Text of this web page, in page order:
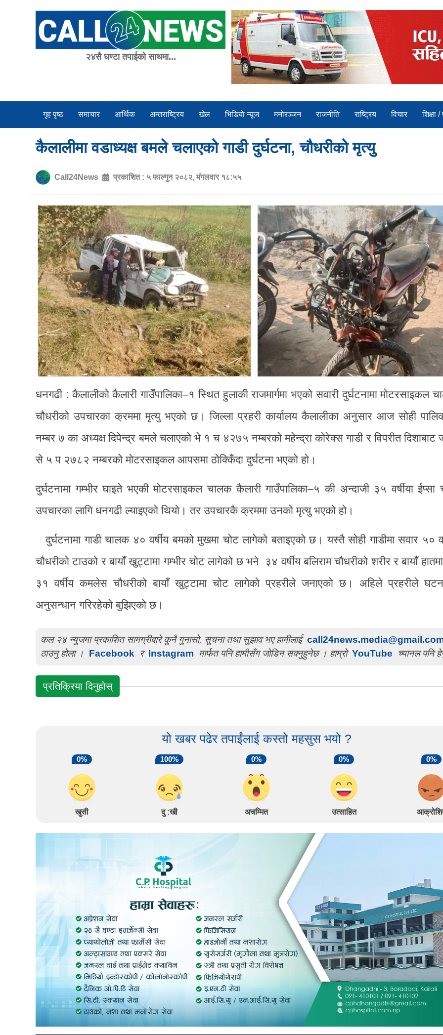
२४सै घण्टा तपाईको साथमा...
गृह पृष्ठ समाचार आर्थिक अन्तराष्ट्रिय खेल भिडियाे न्यूज मनाेरञ्जन राजनीति राष्ट्रिय विचार शिक्षा /
कैलालीमा वडाध्यक्ष बमले चलाएको गाडी दुर्घटना, चौधरीको मृत्यु
Call24News प्रकाशित : ५ फाल्गुन २०८२, मंगलवार १८:५५
धनगढी : कैलालीको कैलारी गाउँपालिका–१ स्थित हुलाकी राजमार्गमा भएको सवारी दुर्घटनामा मोटरसाइकल
चौधरीको उपचारका क्रममा मृत्यु भएको छ। जिल्ला प्रहरी कार्यालय कैलालीका अनुसार आज सोही
नम्बर ७ का अध्यक्ष दिपेन्द्र बमले चलाएको भे १ च ४२७५ नम्बरको महेन्द्रा कोरेक्स गाडी र विपरीत दिशाबाट
से ५ प २७८२ नम्बरको मोटरसाइकल आपसमा ठोक्किँदा दुर्घटना भएको हो।
दुर्घटनामा गम्भीर घाइते भएकी मोटरसाइकल चालक कैलारी गाउँपालिका–५ की अन्दाजी ३५ वर्षीया ईप्सा
उपचारका लागि धनगढी ल्याइएको थियो। तर उपचारकै क्रममा उनको मृत्यु भएको हो।
दुर्घटनामा गाडी चालक ४० वर्षीय बमको मुखमा चोट लागेको बताइएको छ। यस्तै सोही गाडीमा सवार ५०
चौधरीको टाउको र बायाँ खुट्टामा गम्भीर चोट लागेको छ भने ३४ वर्षीय बलिराम चौधरीको शरीर र बायाँ
३१ वर्षीय कमलेस चौधरीको बायाँ खुट्टामा चोट लागेको प्रहरीले जनाएको छ। अहिले प्रहरीले
अनुसन्धान गरिरहेको बुझिएको छ।
कल २४ न्युजमा प्रकाशित सामग्रीबारे कुनै गुनासो, सुचना तथा सुझाव भए हामीलाई
ठाउनु होला ।
Facebook र Instagram मार्फत पनि हामीसँग जोडिन सक्नुहुनेछ । हाम्रो YouTube च्यानल पनि
प्रतिक्रिया दिनुहोस्
यो खबर पढेर तपाईंलाई कस्तो महसुस भयो ?
0%
खुसी
100%
दु :खी
0%
अचम्मित
0%
उत्साहित
0%